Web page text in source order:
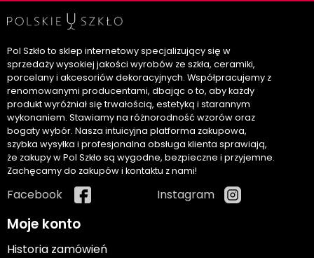
Pol Szkło to sklep internetowy specjalizujący się w
sprzedaży wysokiej jakości wyrobów ze szkła, ceramiki,
porcelany i akcesoriów dekoracyjnych. Współpracujemy z
renomowanymi producentami, dbając o to, aby każdy
produkt wyróżniał się trwałością, estetyką i starannym
wykonaniem. Stawiamy na różnorodność wzorów oraz
bogaty wybór. Nasza intuicyjna platforma zakupowa,
szybka wysyłka i profesjonalna obsługa klienta sprawiają,
że zakupy w Pol Szkło są wygodne, bezpieczne i przyjemne.
Zachęcamy do zakupów i kontaktu z nami!
Facebook Instagram
Moje konto
Historia zamówień